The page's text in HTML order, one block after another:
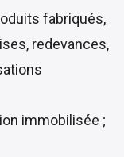
fabriqués,
redevances,
immobilisée ;